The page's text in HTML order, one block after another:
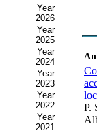
Year
2026
Year
2025
Year
2024
Year
2023
Year
2022
Year
2021
P.